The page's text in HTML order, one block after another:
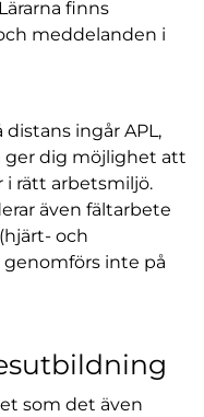
finns
meddelanden i
ingår APL,
ger dig möjlighet att
i rätt arbetsmiljö.
även fältarbete
och
inte på
som det även